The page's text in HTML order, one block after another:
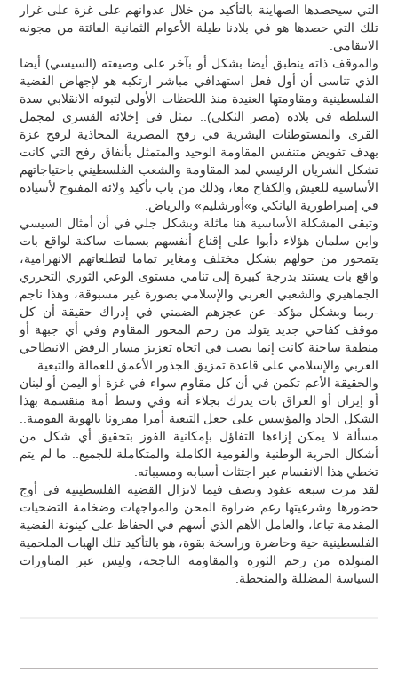
التي سيحصدها الصهاينة بالتأكيد من خلال عدوانهم على غزة على غرار
تلك التي حصدها هو في بلادنا طيلة الأعوام الثمانية الفائتة من مجونه
الانتقامي.
والموقف ذاته ينطبق أيضا بشكل أو بآخر على وصيفته (السيسي) أيضا
الذي تناسى أن أول فعل استهدافي مباشر ارتكبه هو لإجهاض القضية
الفلسطينية ومقاومتها العنيدة منذ اللحظات الأولى لتبوئه الانقلابي سدة
السلطة في بلاده (مصر الثكلى).. تمثل في إخلائه القسري لمجمل
القرى والمستوطنات البشرية في رفح المصرية المحاذية لرفح غزة
بهدف تقويض متنفس المقاومة الوحيد والمتمثل بأنفاق رفح التي كانت
تشكل الشريان الرئيسي لمد المقاومة والشعب الفلسطيني باحتياجاتهم
الأساسية للعيش والكفاح معا، وذلك من باب تأكيد ولائه المفتوح لأسياده
في إمبراطورية اليانكي و»أورشليم» والرياض.
وتبقى المشكلة الأساسية هنا ماثلة وبشكل جلي في أن أمثال السيسي
وابن سلمان هؤلاء دأبوا على إقناع أنفسهم بسمات ساكنة لواقع بات
يتمحور من حولهم بشكل مختلف ومغاير تماما لتطلعاتهم الانهزامية،
واقع بات يستند بدرجة كبيرة إلى تنامي مستوى الوعي الثوري التحرري
الجماهيري والشعبي العربي والإسلامي بصورة غير مسبوقة، وهذا ناجم
-ربما وبشكل مؤكد- عن عجزهم الضمني في إدراك حقيقة أن كل
موقف كفاحي جديد يتولد من رحم المحور المقاوم وفي أي جبهة أو
منطقة ساخنة كانت إنما يصب في اتجاه تعزيز مسار الرفض الانبطاحي
العربي والإسلامي على قاعدة تمزيق الجذور الأعمق للعمالة والتبعية.
والحقيقة الأعم تكمن في أن كل مقاوم سواء في غزة أو اليمن أو لبنان
أو إيران أو العراق بات يدرك بجلاء أنه وفي وسط أمة منقسمة بهذا
الشكل الحاد والمؤسس على جعل التبعية أمرا مقرونا بالهوية القومية..
مسألة لا يمكن إزاءها التفاؤل بإمكانية الفوز بتحقيق أي شكل من
أشكال الحرية الوطنية والقومية الكاملة والمتكاملة للجميع.. ما لم يتم
تخطي هذا الانقسام عبر اجتثاث أسبابه ومسبباته.
لقد مرت سبعة عقود ونصف فيما لاتزال القضية الفلسطينية في أوج
حضورها وشرعيتها رغم ضراوة المحن والمواجهات وضخامة التضحيات
المقدمة تباعا، والعامل الأهم الذي أسهم في الحفاظ على كينونة القضية
الفلسطينية حية وحاضرة وراسخة بقوة، هو بالتأكيد تلك الهبات الملحمية
المتولدة من رحم الثورة والمقاومة الناجحة، وليس عبر المناورات
السياسة المضللة والمنحطة.